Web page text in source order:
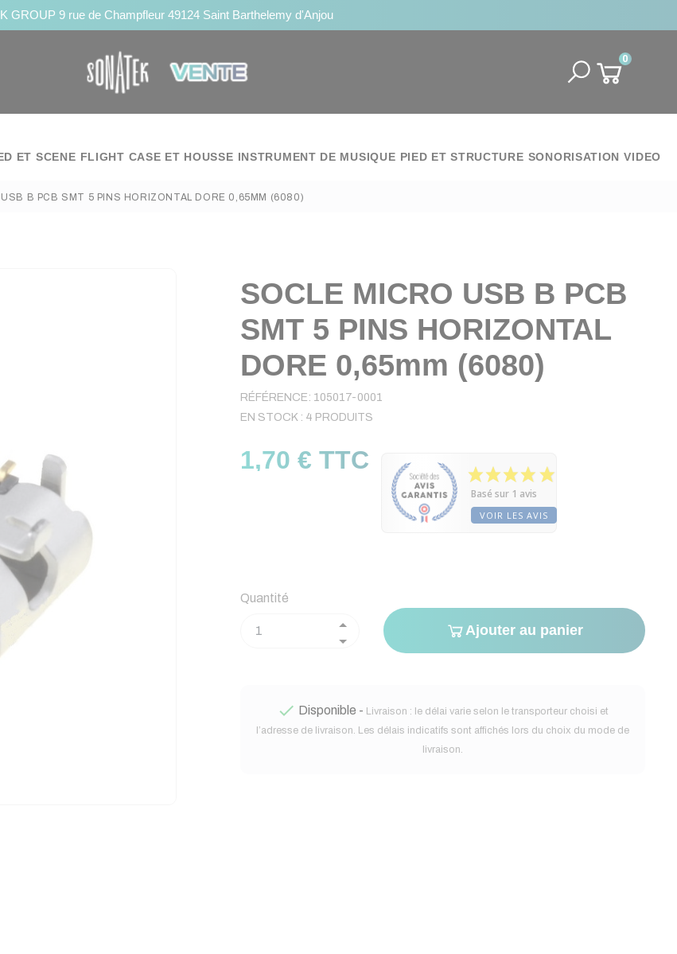
GROUP 9 rue de Champfleur 49124 Saint Barthelemy d'Anjou
0
ET SCENE FLIGHT CASE ET HOUSSE INSTRUMENT DE MUSIQUE PIED ET STRUCTURE SONORISATION VIDEO
B PCB SMT 5 PINS HORIZONTAL DORE 0,65MM (6080)
SOCLE MICRO USB B PCB
SMT 5 PINS HORIZONTAL
DORE 0,65mm (6080)
RÉFÉRENCE: 105017-0001
EN STOCK : 4 PRODUITS
1,70 € TTC
Basé sur 1 avis
VOIR LES AVIS
Quantité
Ajouter au panier
 Disponible - Livraison : le délai varie selon le transporteur choisi et
l’adresse de livraison. Les délais indicatifs sont affichés lors du choix du mode de
livraison.